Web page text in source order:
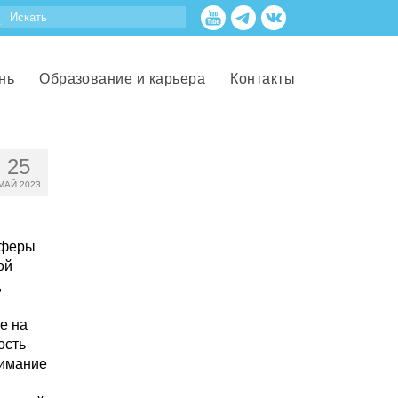
Образование и карьера Контакты
25
2023
на